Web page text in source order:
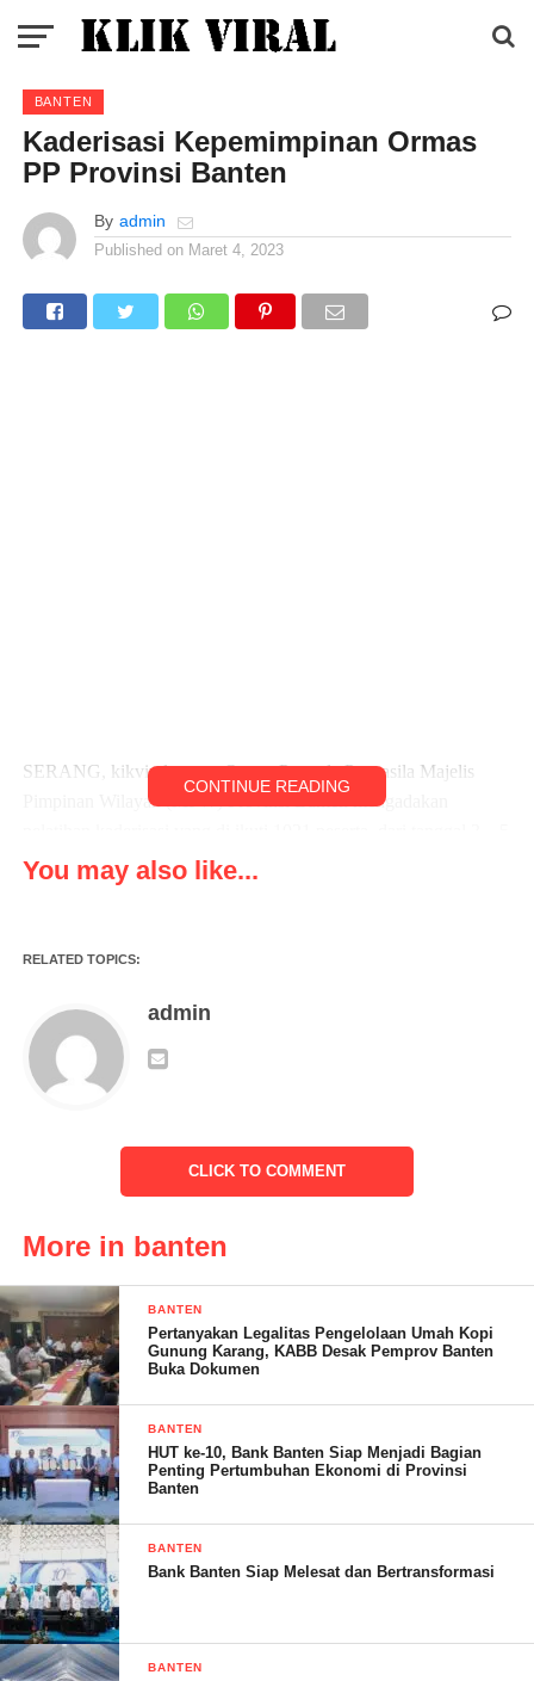
BANTEN
Kaderisasi Kepemimpinan Ormas
PP Provinsi Banten
By admin
Published on Maret 4, 2023
SERANG, kikviral.com – Ormas Pemuda Pancasila Majelis
Pimpinan Wilayah (MPW) Provinsi Banten mengadakan
Maret 2023, bertempat di Hotel Marbella Anyer Kabupaten
Serang, (4/3/2023)
Saya salut dan bangga kepada PP Banten dimana para pengurus
dan peserta pelatihan ini penuh semangat dan enerjik serta
alhamdulillah semua berjalan dengan baik,” ujarnya
perkembangan diri disamping menambah ilmu dan pembentukan
karakter yang lebih baik lagi,” imbuhnya
CONTINUE READING
You may also like...
RELATED TOPICS:
admin
CLICK TO COMMENT
More in banten
BANTEN
Pertanyakan Legalitas Pengelolaan Umah Kopi
Gunung Karang, KABB Desak Pemprov Banten
Buka Dokumen
BANTEN
HUT ke-10, Bank Banten Siap Menjadi Bagian
Penting Pertumbuhan Ekonomi di Provinsi
Banten
BANTEN
Bank Banten Siap Melesat dan Bertransformasi
BANTEN